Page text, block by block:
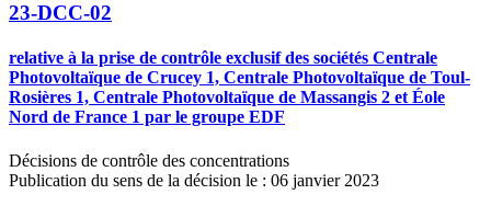
23-DCC-02
relative à la prise de contrôle exclusif des sociétés Centrale
Photovoltaïque de Crucey 1, Centrale Photovoltaïque de Toul-
Rosières 1, Centrale Photovoltaïque de Massangis 2 et Éole
Nord de France 1 par le groupe EDF
Décisions de contrôle des concentrations
Publication du sens de la décision le : 06 janvier 2023